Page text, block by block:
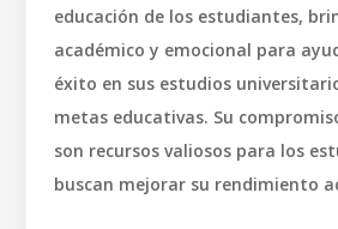
educación de los estudiantes,
académico y emocional para
éxito en sus estudios
metas educativas. Su
son recursos valiosos para los
buscan mejorar su rendimiento